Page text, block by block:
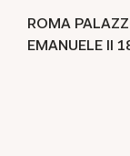
ROMA
EMANUELE II